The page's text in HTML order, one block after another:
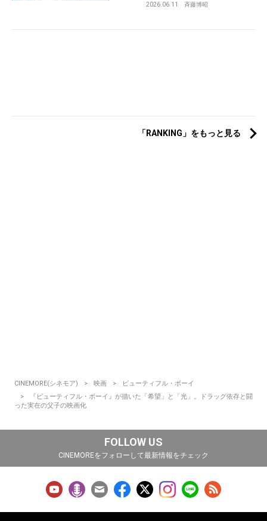
2026.06.11 斉藤博昭
「RANKING」をもっと見る
CINEMORE(シネモア) 映画
ビューティフル・ボーイ
『ビューティフル・ボーイ』が描いた「希望」と「光」。ドラッグ依存と闘
った実在の父子の映画化
FOLLOW US
CINEMOREをフォローして最新情報をチェック